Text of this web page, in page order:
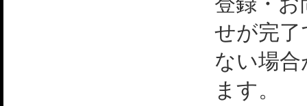
せが完
ない場
ます。